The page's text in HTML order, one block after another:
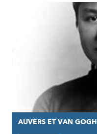
AUVERS ET VAN GOGH